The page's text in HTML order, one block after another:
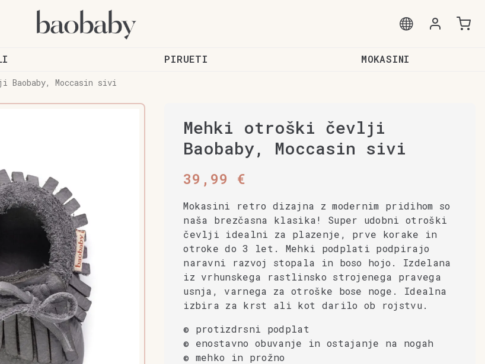
PIRUETI MOKASINI
Baobaby, Moccasin sivi
Mehki otroški čevlji
Baobaby, Moccasin sivi
39,99 €
Mokasini retro dizajna z modernim pridihom so
naša brezčasna klasika! Super udobni otroški
čevlji idealni za plazenje, prve korake in
otroke do 3 let. Mehki podplati podpirajo
naravni razvoj stopala in boso hojo. Izdelana
iz vrhunskega rastlinsko strojenega pravega
usnja, varnega za otroške bose noge. Idealna
izbira za krst ali kot darilo ob rojstvu.
© protizdrsni podplat
© enostavno obuvanje in ostajanje na nogah
© mehko in prožno